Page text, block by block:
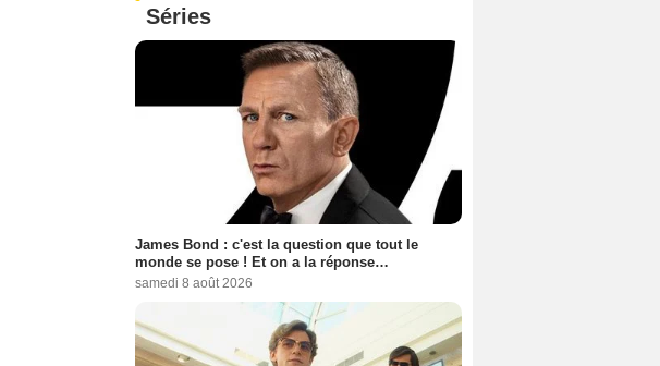
Séries
James Bond : c'est la question que tout le
monde se pose ! Et on a la réponse…
samedi 8 août 2026